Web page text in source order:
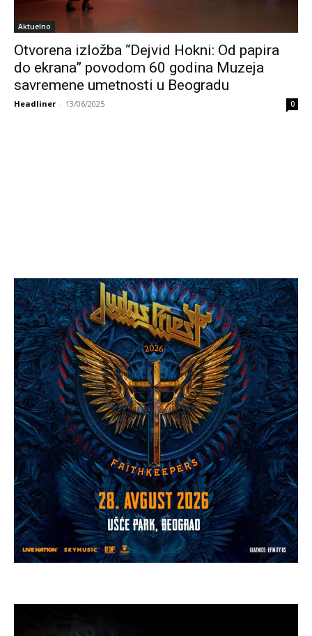
Aktuelno
Otvorena izložba “Dejvid Hokni: Od papira
do ekrana” povodom 60 godina Muzeja
savremene umetnosti u Beogradu
Headliner - 13/06/2025 0